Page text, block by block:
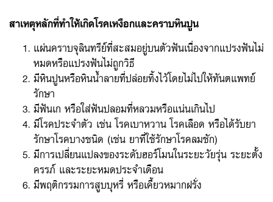
สาเหตุหลักที่ทำให้เกิดโรคเหงือกและคราบหินปูน
แผ่นคราบจุลินทรีย์ที่สะสมอยู่บนตัวฟันเนื่องจากแปรงฟันไม่
หมดหรือแปรงฟันไม่ถูกวิธี
มีหินปูนหรือหินน้ำลายที่ปล่อยทิ้งไว้โดยไม่ไปให้ทันตแพทย์
รักษา
มีฟันเก หรือใส่ฟันปลอมที่หลวมหรือแน่นเกินไป
มีโรคประจำตัว เช่น โรคเบาหวาน โรคเลือด หรือได้รับยา
รักษาโรคบางชนิด (เช่น ยาที่ใช้รักษาโรคลมชัก)
มีการเปลี่ยนแปลงของระดับฮอร์โมนในระยะวัยรุ่น ระยะตั้ง
ครรภ์ และระยะหมดประจำเดือน
มีพฤติกรรมการสูบบุหรี่ หรือเคี้ยวหมากฝรั่ง